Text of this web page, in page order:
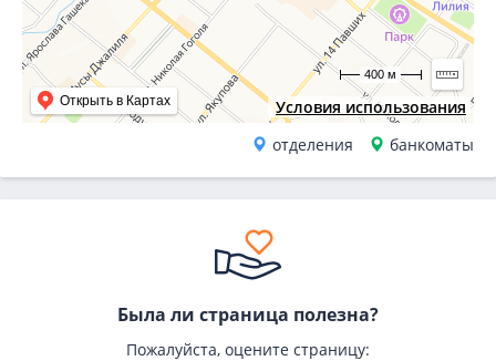
Условия использования
Открыть в Картах
400 м
отделения банкоматы
Была ли страница полезна?
Пожалуйста, оцените страницу: